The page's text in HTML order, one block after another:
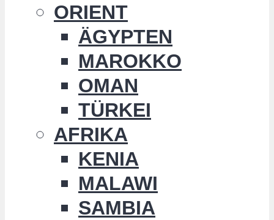
ORIENT
ÄGYPTEN
MAROKKO
OMAN
TÜRKEI
AFRIKA
KENIA
MALAWI
SAMBIA